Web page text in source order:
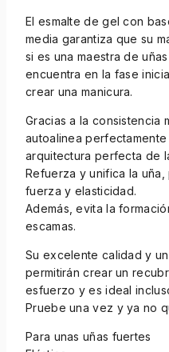
El esmalte de gel con
media garantiza que su
si es una maestra de
encuentra en la fase
crear una manicura.
Gracias a la consistencia
autoalinea
arquitectura perfecta de
Refuerza y unifica la
fuerza y elasticidad.
Además, evita la
escamas.
Su excelente calidad y
permitirán crear un
esfuerzo y es ideal
Pruebe una vez y ya no
Para unas uñas fuertes